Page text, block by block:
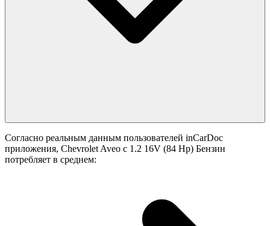
Согласно реальным данным пользователей inCarDoc
приложения, Chevrolet Aveo с 1.2 16V (84 Hp) Бензин
потребляет в среднем: